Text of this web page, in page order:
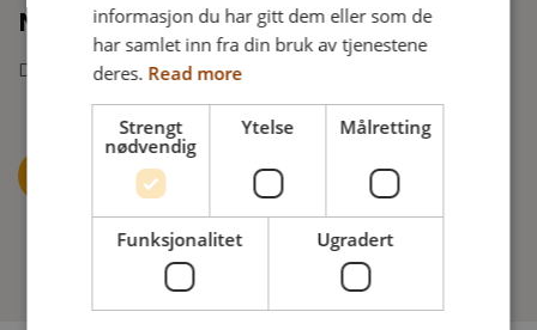
Manual
Download brukermanual for Netti III HD her.
BRUKERMANUAL
informasjon du har gitt dem eller som de
har samlet inn fra din bruk av tjenestene
deres. Read more
Strengt
nødvendig
Ytelse Målretting
Funksjonalitet Ugradert